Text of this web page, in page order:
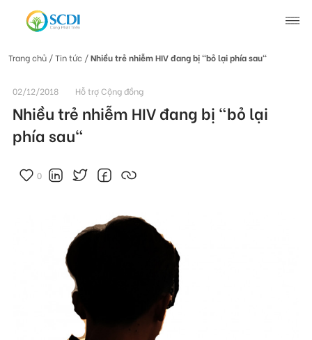
Giới thiệu về SCDI
Hoạt động của SCDI
Tin tức
Câu chuyện thay đổi
Tuyển dụng
Tài liệu
Liên hệ
Trang chủ / Tin tức /Nhiều trẻ nhiễm HIV đang bị "bỏ lại phía sau"
02/12/2018 Hỗ trợ Cộng đồng
Nhiều trẻ nhiễm HIV đang bị "bỏ lại
phía sau"
0